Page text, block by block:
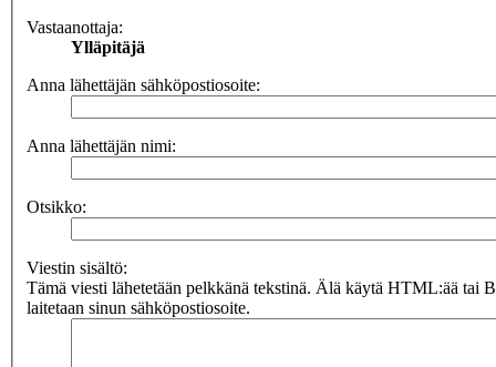
Vastaanottaja:
Ylläpitäjä
Anna lähettäjän sähköpostiosoite:
Anna lähettäjän nimi:
Otsikko:
Viestin sisältö:
Tämä viesti lähetetään pelkkänä tekstinä. Älä käytä HTML:ää tai
laitetaan sinun sähköpostiosoite.